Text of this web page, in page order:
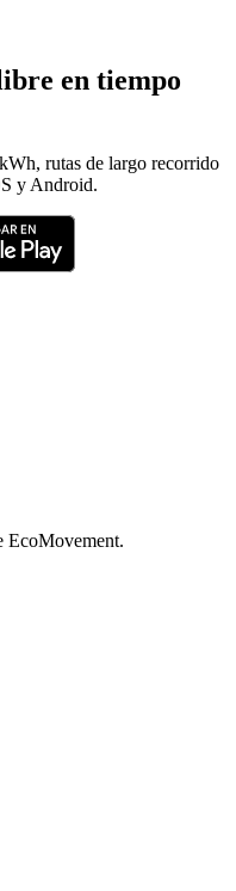
en tiempo
rutas de largo recorrido
y Android.
EcoMovement.